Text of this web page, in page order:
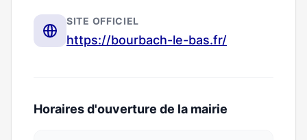
SITE OFFICIEL
https://bourbach-le-bas.fr/
Horaires d'ouverture de la mairie